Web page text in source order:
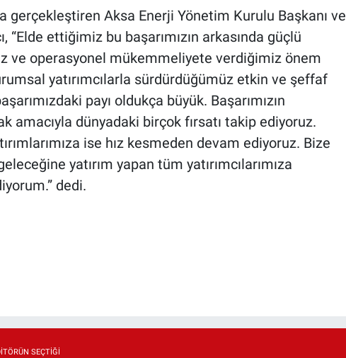
gerçekleştiren Aksa Enerji Yönetim Kurulu Başkanı ve
“Elde ettiğimiz bu başarımızın arkasında güçlü
ve operasyonel mükemmeliyete verdiğimiz önem
yatırımcılarla sürdürdüğümüz etkin ve şeffaf
payı oldukça büyük. Başarımızın
amacıyla dünyadaki birçok fırsatı takip ediyoruz.
ise hız kesmeden devam ediyoruz. Bize
yatırım yapan tüm yatırımcılarımıza
dedi.
SEÇTIĞI